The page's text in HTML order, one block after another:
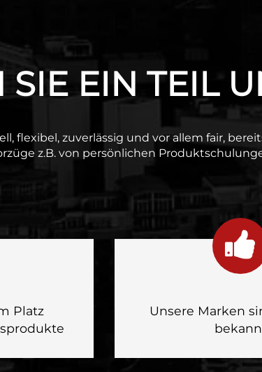
EIN TEIL
flexibel, zuverlässig und vor allem fair,
z.B. von persönlichen
Platz
Unsere Marken